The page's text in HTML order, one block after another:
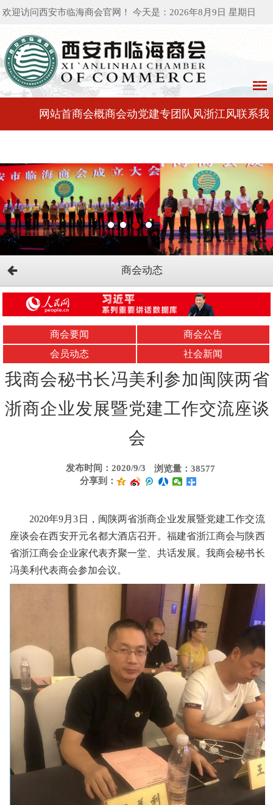
欢迎访问西安市临海商会官网！ 今天是：2026年8月9日 星期日
网站首商会概商会动党建专团队风浙江风联系我
商会动态
商会要闻
商会公告
会员动态
社会新闻
我商会秘书长冯美利参加闽陕两省
浙商企业发展暨党建工作交流座谈
会
发布时间：2020/9/3
浏览量：38577
分享到：
2020年9月3日，闽陕两省浙商企业发展暨党建工作交流
座谈会在西安开元名都大酒店召开。福建省浙江商会与陕西
省浙江商会企业家代表齐聚一堂、共话发展。我商会秘书长
冯美利代表商会参加会议。